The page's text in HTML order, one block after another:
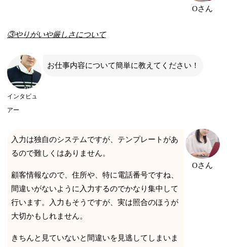
Oさん
③やりがいや厳しさについて
インタビュ
アー
お仕事内容について簡単に教えてください！
入力は独自のシステムですが、テンプレートがあ
るので難しくはありません。
顧客情報なので、住所や、特に電話番号ですね、
間違いがないように入力するのでかなり集中して
行います。入力もそうですが、実は照合のほうが
大切かもしれません。
きちんと見ていないと間違いを見逃してしまいま
Oさん